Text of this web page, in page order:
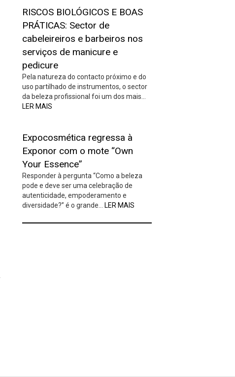
RISCOS BIOLÓGICOS E BOAS
PRÁTICAS: Sector de
cabeleireiros e barbeiros nos
serviços de manicure e
pedicure
Pela natureza do contacto próximo e do
uso partilhado de instrumentos, o sector
da beleza profissional foi um dos mais…
LER MAIS
Expocosmética regressa à
Exponor com o mote “Own
Your Essence”
Responder à pergunta “Como a beleza
pode e deve ser uma celebração de
autenticidade, empoderamento e
diversidade?” é o grande…
LER MAIS